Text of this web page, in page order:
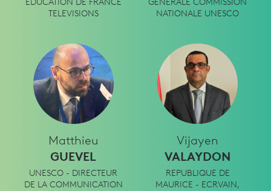
EDUCATION DE FRANCE
TELEVISIONS
GENERALE COMMISSION
NATIONALE UNESCO
Matthieu
GUEVEL
UNESCO - DIRECTEUR
DE LA COMMUNICATION
Vijayen
VALAYDON
REPUBLIQUE DE
MAURICE - ECRVAIN,